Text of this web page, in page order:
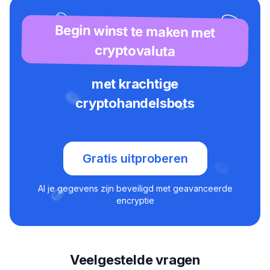
Begin winst te maken met
cryptovaluta
met krachtige
cryptohandelsbots
Gratis uitproberen
Al je gegevens zijn beveiligd met geavanceerde
encryptie
Veelgestelde vragen